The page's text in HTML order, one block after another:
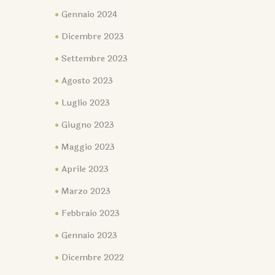
Gennaio 2024
Dicembre 2023
Settembre 2023
Agosto 2023
Luglio 2023
Giugno 2023
Maggio 2023
Aprile 2023
Marzo 2023
Febbraio 2023
Gennaio 2023
Dicembre 2022